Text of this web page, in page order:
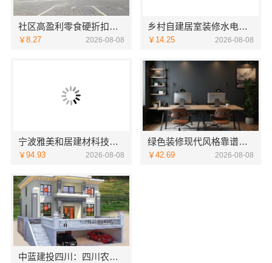
社区高盈利零食硬折扣全域盈利-河南零百味供应链有限公司
￥8.27 2026-08-08
乡村自建居室装修水电规整，万赢饰家专业无忧
￥14.25 2026-08-08
宁波雅美和居建材科技有限公司：匠心施工家装改造二手房改造
￥94.93 2026-08-08
绿色装修现代风格靠谱吗江西尚宅尚品
￥42.69 2026-08-08
中蓝建投四川：四川农村建房案例与重钢别墅咨询